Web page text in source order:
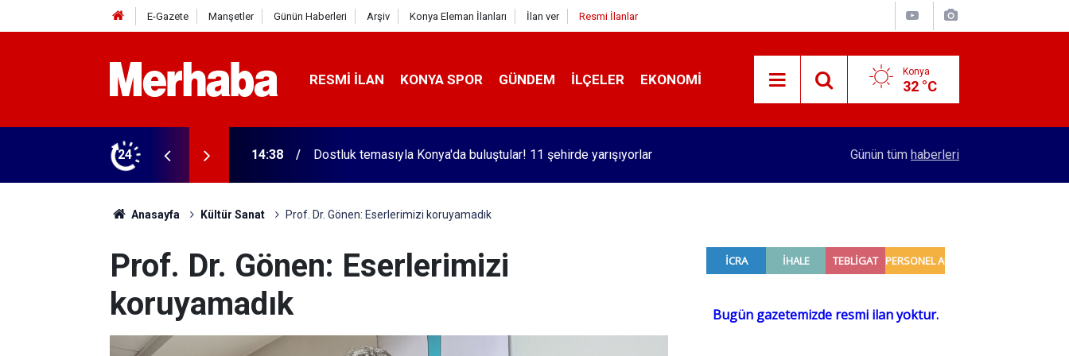
E-Gazete Manşetler Günün Haberleri Arşiv Konya Eleman İlanları İlan ver Resmi İlanlar
RESMI İLAN KONYA SPOR GÜNDEM İLÇELER EKONOMI Konya
32 °C
24
11 şehirde yarışıyorlar 14:13 7 ayda kaç yolcu uçtu? Türk Standardları Enstitüsü 129 personel alacak
Günün tüm haberleri
Anasayfa Kültür Sanat Prof. Dr. Gönen: Eserlerimizi koruyamadık
Prof. Dr. Gönen: Eserlerimizi
koruyamadık